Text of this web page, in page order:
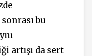
bu
ar­tışı da sert